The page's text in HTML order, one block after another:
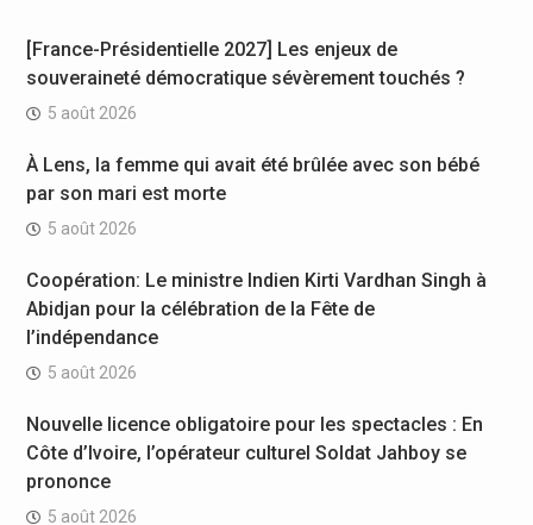
[France-Présidentielle 2027] Les enjeux de
souveraineté démocratique sévèrement touchés ?
5 août 2026
À Lens, la femme qui avait été brûlée avec son bébé
par son mari est morte
5 août 2026
Coopération: Le ministre Indien Kirti Vardhan Singh à
Abidjan pour la célébration de la Fête de
l’indépendance
5 août 2026
Nouvelle licence obligatoire pour les spectacles : En
Côte d’Ivoire, l’opérateur culturel Soldat Jahboy se
prononce
5 août 2026